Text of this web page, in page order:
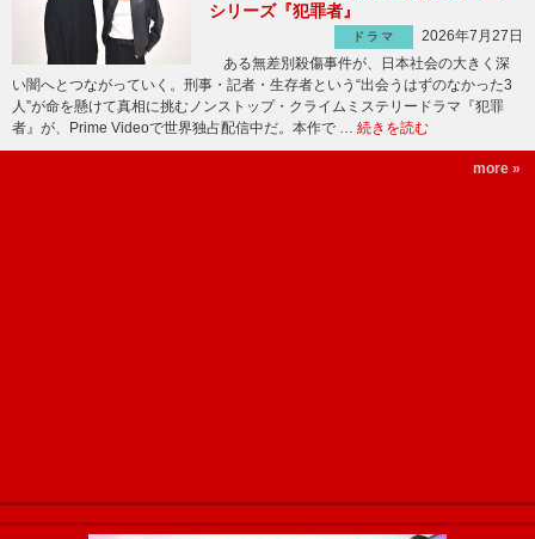
シリーズ『犯罪者』
ドラマ
2026年7月27日
ある無差別殺傷事件が、日本社会の大きく深
い闇へとつながっていく。刑事・記者・生存者という“出会うはずのなかった3
人”が命を懸けて真相に挑むノンストップ・クライムミステリードラマ『犯罪
者』が、Prime Videoで世界独占配信中だ。本作で … 続きを読む
more »